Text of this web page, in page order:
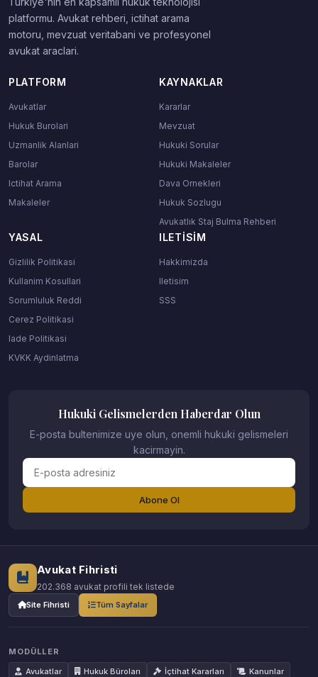
platformu. Avukat rehberi, ictihat arama
motoru, mevzuat veritabani ve profesyonel
avukat araclari.
PLATFORM
Avukatlar
Hukuk Burolari
Uzmanlik Alanlari
Barolar
Ictihat Arama
Makaleler
KAYNAKLAR
Kararlar
Mevzuat
Hukuki Sorular
Hukuki Makaleler
Dava Ornekleri
Hukuk Sozlugu
Avukatlık Staj Bulma Rehberi
YASAL
Gizlilik Politikasi
Kullanim Kosullari
Sorumluluk Reddi
Cerez Politikasi
Iade Politikasi
KVKK Aydinlatma
ILETISIM
Hakkimizda
Iletisim
SSS
Hukuki Gelismelerden Haberdar Olun
E-posta bultenimize uye olun, onemli hukuki gelismeleri
kacirmayin.
Abone Ol
Avukat Fihristi
202.368 avukat profili tek listede
Site Fihristi Tüm Sayfalar
MODÜLLER
Avukatlar
Hukuk Büroları İçtihat Kararları
Kanunlar